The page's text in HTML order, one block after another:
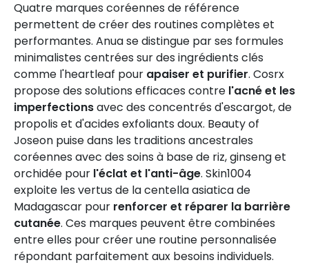
Quatre marques coréennes de référence
permettent de créer des routines complètes et
performantes. Anua se distingue par ses formules
minimalistes centrées sur des ingrédients clés
comme l'heartleaf pour apaiser et purifier. Cosrx
propose des solutions efficaces contre l'acné et les
imperfectionsavec des concentrés d'escargot, de
propolis et d'acides exfoliants doux. Beauty of
Joseon puise dans les traditions ancestrales
coréennes avec des soins à base de riz, ginseng et
orchidée pour l'éclat et l'anti-âge. Skin1004
exploite les vertus de la centella asiatica de
Madagascar pour renforcer et réparer la barrière
cutanée. Ces marques peuvent être combinées
entre elles pour créer une routine personnalisée
répondant parfaitement aux besoins individuels.